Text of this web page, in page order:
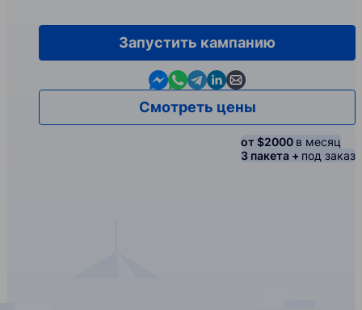
Запустить кампанию
Contact us in Messenger
Contact us in WhatsApp
Contact us in Telegram
Contact us in Linkedin
Contact us by email
Смотреть цены
от $2000 в месяц
3 пакета + под заказ